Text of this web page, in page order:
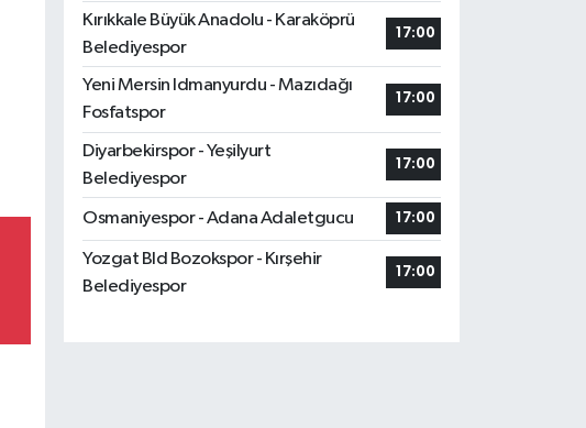
Kırıkkale Büyük Anadolu - Karaköprü
Belediyespor
17:00
Yeni Mersin Idmanyurdu - Mazıdağı
Fosfatspor
17:00
Diyarbekirspor - Yeşilyurt
Belediyespor
17:00
Osmaniyespor - Adana Adaletgucu 17:00
Yozgat Bld Bozokspor - Kırşehir
Belediyespor
17:00